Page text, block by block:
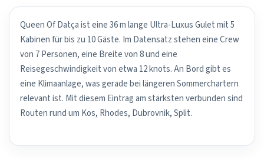
Queen Of Datça ist eine 36 m lange Ultra-Luxus Gulet mit 5
Kabinen für bis zu 10 Gäste. Im Datensatz stehen eine Crew
von 7 Personen, eine Breite von 8 und eine
Reisegeschwindigkeit von etwa 12 knots. An Bord gibt es
eine Klimaanlage, was gerade bei längeren Sommerchartern
relevant ist. Mit diesem Eintrag am stärksten verbunden sind
Routen rund um Kos, Rhodes, Dubrovnik, Split.